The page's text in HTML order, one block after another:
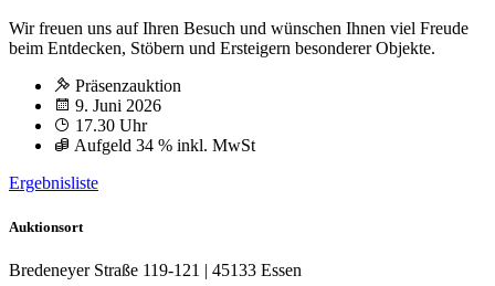
Wir freuen uns auf Ihren Besuch und wünschen Ihnen viel Freude
beim Entdecken, Stöbern und Ersteigern besonderer Objekte.
Präsenzauktion
9. Juni 2026
17.30 Uhr
Aufgeld 34 % inkl. MwSt
Ergebnisliste
Auktionsort
Bredeneyer Straße 119-121 | 45133 Essen